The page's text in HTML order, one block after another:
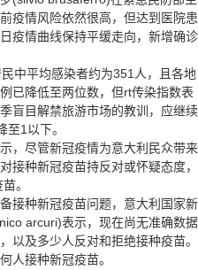
疫情风险依然很高，但达到医院患
疫情曲线保持平缓走向，新增确诊
平均感染者约为351人，且各地
已降低至两位数，但rt传染指数表
盲目解禁旅游市场的教训，应继续
1以下。
尽管新冠疫情为意大利民众带来
接种新冠疫苗持反对或怀疑态度，
。
种新冠疫苗问题，意大利国家新
arcuri)表示，现在尚无准确数据
以及多少人反对和拒绝接种疫苗。
人接种新冠疫苗。